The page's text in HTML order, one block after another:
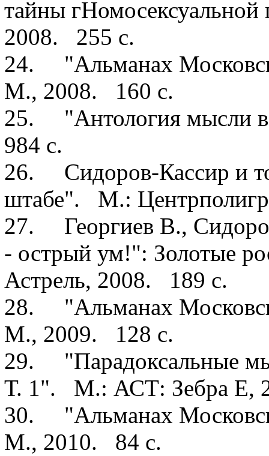
тайны
2008. 255 с.
24. "Альманах
М., 2008. 160 с.
25. "Антология мысли
984 с.
26. Сидоров-Кассир и
штабе". М.:
27. Георгиев В.,
- острый ум!": Золотые
Астрель, 2008. 189 с.
28. "Альманах
М., 2009. 128 с.
29. "Парадоксальные
Т. 1". М.: АСТ: Зебра Е,
30. "Альманах
М., 2010. 84 с.